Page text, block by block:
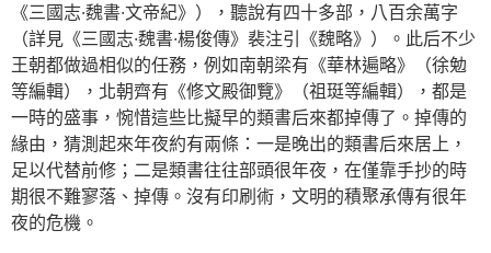
《三國志·魏書·文帝紀》），聽說有四十多部，八百余萬字
（詳見《三國志·魏書·楊俊傳》裴注引《魏略》）。此后不少
王朝都做過相似的任務，例如南朝梁有《華林遍略》（徐勉
等編輯），北朝齊有《修文殿御覽》（祖珽等編輯），都是
一時的盛事，惋惜這些比擬早的類書后來都掉傳了。掉傳的
緣由，猜測起來年夜約有兩條：一是晚出的類書后來居上，
足以代替前修；二是類書往往部頭很年夜，在僅靠手抄的時
期很不難寥落、掉傳。沒有印刷術，文明的積聚承傳有很年
夜的危機。